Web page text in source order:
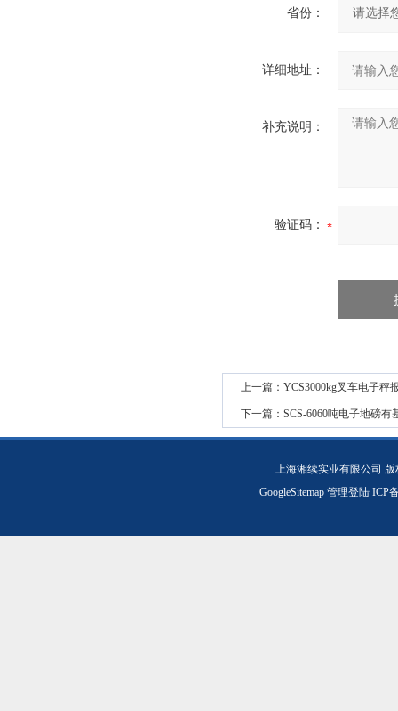
省份：
详细地址：
补充说明：
验证码：
上一篇： YCS3000kg叉车电子秤
下一篇： SCS-6060吨电子地磅有
上海湘续实业有限公司
GoogleSitemap 管理登陆ICP